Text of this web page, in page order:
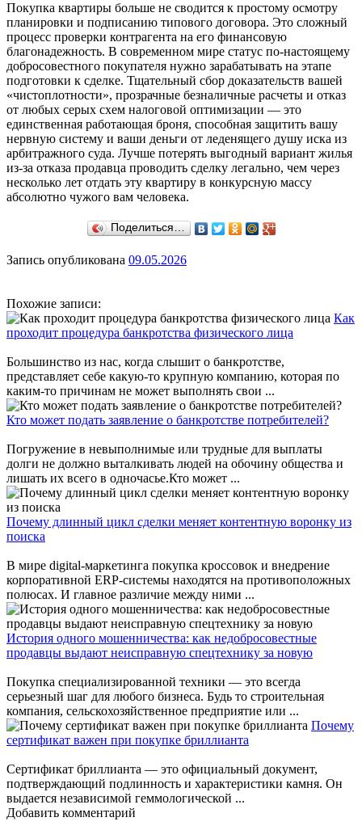
Покупка квартиры больше не сводится к простому осмотру
планировки и подписанию типового договора. Это сложный
процесс проверки контрагента на его финансовую
благонадежность. В современном мире статус по-настоящему
добросовестного покупателя нужно зарабатывать на этапе
подготовки к сделке. Тщательный сбор доказательств вашей
«чистоплотности», прозрачные безналичные расчеты и отказ
от любых серых схем налоговой оптимизации — это
единственная работающая броня, способная защитить вашу
нервную систему и ваши деньги от леденящего душу иска из
арбитражного суда. Лучше потерять выгодный вариант жилья
из-за отказа продавца проводить сделку легально, чем через
несколько лет отдать эту квартиру в конкурсную массу
абсолютно чужого вам человека.
Поделиться…
Запись опубликована 09.05.2026
Похожие записи:
Как
проходит процедура банкротства физического лица
Большинство из нас, когда слышит о банкротстве,
представляет себе какую-то крупную компанию, которая по
каким-то причинам не может выполнять свои ...
Кто может подать заявление о банкротстве потребителей?
Погружение в невыполнимые или трудные для выплаты
долги не должно выталкивать людей на обочину общества и
лишать их всего в одночасье.Кто может ...
Почему длинный цикл сделки меняет контентную воронку из
поиска
В мире digital-маркетинга покупка кроссовок и внедрение
корпоративной ERP-системы находятся на противоположных
полюсах. И главное различие между ними ...
История одного мошенничества: как недобросовестные
продавцы выдают неисправную спецтехнику за новую
Покупка специализированной техники — это всегда
серьезный шаг для любого бизнеса. Будь то строительная
компания, сельскохозяйственное предприятие или ...
Почему
сертификат важен при покупке бриллианта
Сертификат бриллианта — это официальный документ,
подтверждающий подлинность и характеристики камня. Он
выдается независимой геммологической ...
Добавить комментарий